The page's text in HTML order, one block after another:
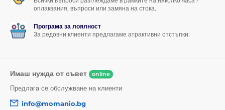
пръсти и замърсявания, които обикновено се залепват по
него.
Тънко, но здраво
само 0,33 мм. Това означава, че дори няма да го усетите
на дисплея на своя смартфон.
оплаквания, въпроси или замяна на стока.
Програма за лоялност
За редовни клиенти предлагаме атрактивни отстъпки.
Имаш нужда от съвет online
Предлага се обслужване на клиенти
info@momanio.bg